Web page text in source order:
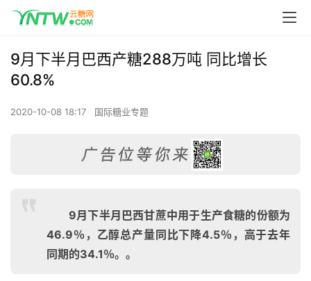
9月下半月巴西产糖288万吨 同比增长
60.8%
2020-10-08 18:17 国际糖业专题
9月下半月巴西甘蔗中用于生产食糖的份额为
46.9％，乙醇总产量同比下降4.5％，高于去年
同期的34.1％。。